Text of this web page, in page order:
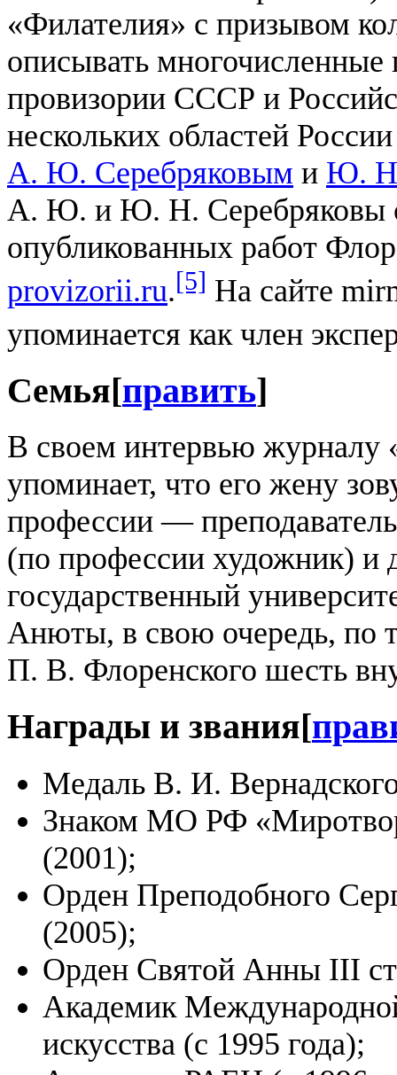
«Филателия» с призывом
описывать
провизории СССР и
нескольких областей
А. Ю. Серебряковым и Ю. Н.
А. Ю. и Ю. Н. Серебряковы
опубликованных работ
provizorii.ru.[5] На сайте
упоминается как член
Семья[править]
В своем интервью журналу
упоминает, что его жену
профессии —
(по профессии художник) и
государственный
Анюты, в свою очередь, по
П. В. Флоренского шесть
Награды и звания[
Медаль В. И.
Знаком МО РФ
(2001);
Орден Преподобного
(2005);
Орден Святой Анны III
Академик
искусства (с 1995 года);